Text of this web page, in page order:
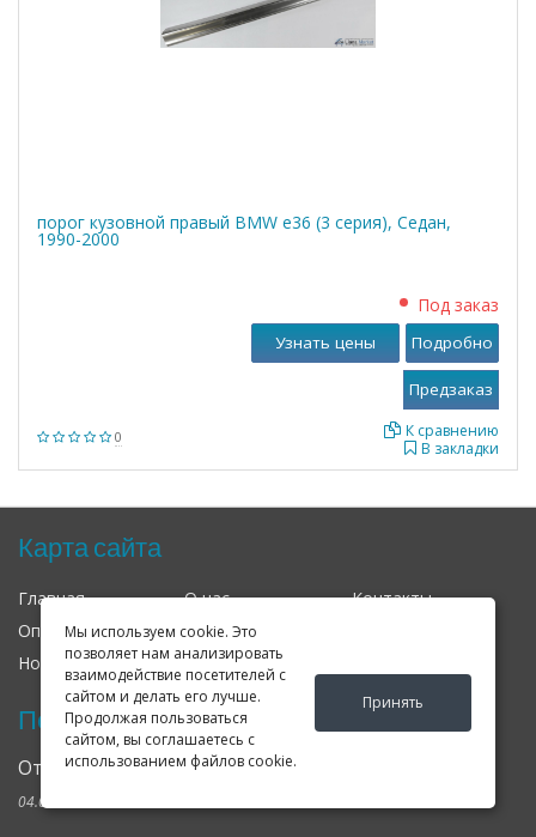
Мы используем cookie. Это
позволяет нам анализировать
взаимодействие посетителей с
сайтом и делать его лучше.
Продолжая пользоваться
сайтом, вы соглашаетесь с
использованием файлов cookie.
Принять
порог кузовной правый BMW е36 (3 серия), Седан,
1990-2000
0
Под заказ
В закладки
К сравнению
Узнать цены Подробно
Карта сайта
Главная О нас
Контакты
Оплата
Доставка
Новости
Оферта
Последние новости
Открылся клубный сервис Geely в Петербурге
04.09.2024